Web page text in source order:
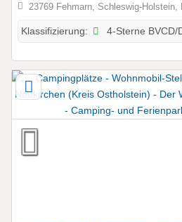
23769 Fehmarn, Schleswig-Holstein,
Klassifizierung: 4-Sterne BVCD/